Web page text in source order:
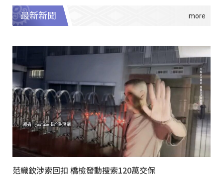
最新新聞
范織欽涉索回扣 橋檢發動搜索120萬交保